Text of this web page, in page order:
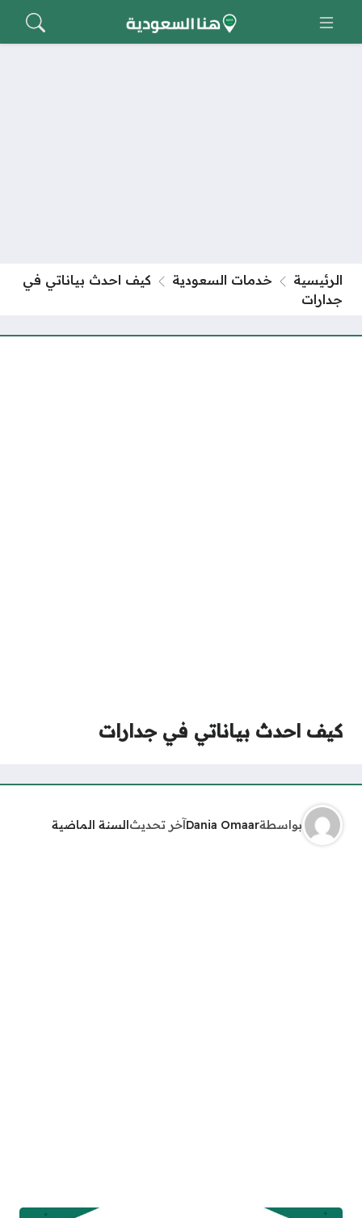
الرئيسية خدمات السعودية
كيف احدث بياناتي في
جدارات
كيف احدث بياناتي في جدارات
بواسطةDania Omaarآخر تحديثالسنة الماضية